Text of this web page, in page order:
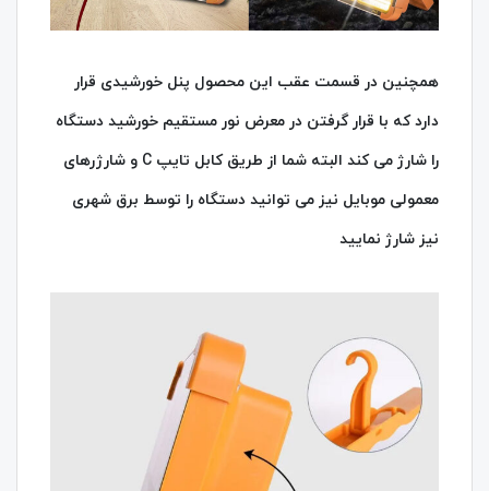
همچنین در قسمت عقب این محصول پنل خورشیدی قرار
دارد که با قرار گرفتن در معرض نور مستقیم خورشید دستگاه
را شارژ می کند البته شما از طریق کابل تایپ C و شارژرهای
معمولی موبایل نیز می توانید دستگاه را توسط برق شهری
نیز شارژ نمایید